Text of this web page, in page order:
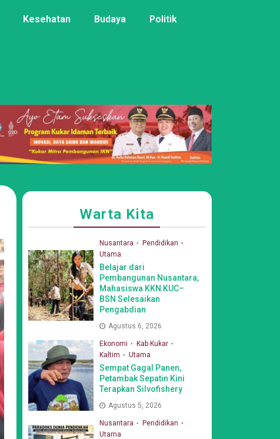
Kesehatan Budaya Politik
Warta Kita
Nusantara
Pendidikan
Utama
Belajar dari
Pembangunan Nusantara,
Mahasiswa KKN KUC–
BSN Selesaikan
Pengabdian
Agustus 6, 2026
Ekonomi
Kab Kukar
Kaltim
Utama
Sempat Gagal Panen,
Petambak Sepatin Kini
Terapkan Silvofishery
Agustus 5, 2026
Nusantara
Pendidikan
Utama